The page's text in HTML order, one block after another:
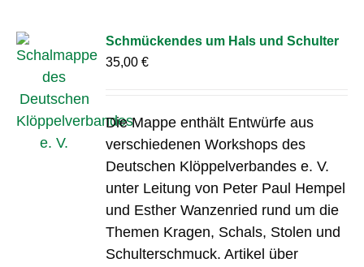
Schmückendes um Hals und Schulter
35,00€
Die Mappe enthält Entwürfe aus
verschiedenen Workshops des
Deutschen Klöppelverbandes e. V.
unter Leitung von Peter Paul Hempel
und Esther Wanzenried rund um die
Themen Kragen, Schals, Stolen und
Schulterschmuck. Artikel über